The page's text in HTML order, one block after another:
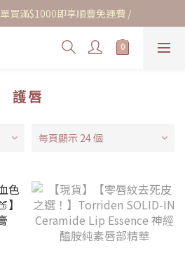
買滿$1000即享順豐免運費 /
護唇
每頁顯示 24 個